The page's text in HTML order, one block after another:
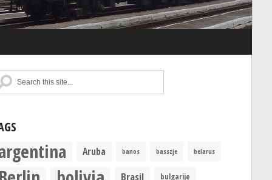
Aruba banos basszje belarus
Brasil bulgarije